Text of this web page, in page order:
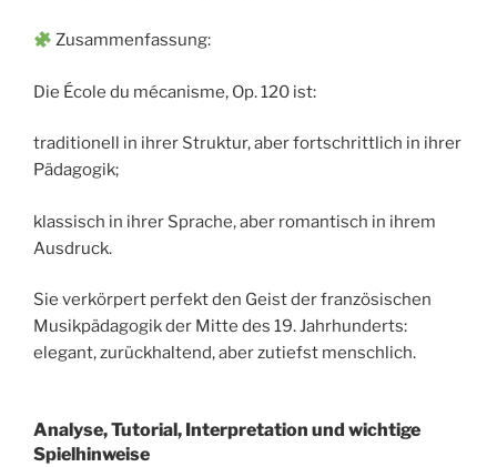
Zusammenfassung:
Die École du mécanisme, Op. 120 ist:
traditionell in ihrer Struktur, aber fortschrittlich in ihrer
Pädagogik;
klassisch in ihrer Sprache, aber romantisch in ihrem
Ausdruck.
Sie verkörpert perfekt den Geist der französischen
Musikpädagogik der Mitte des 19. Jahrhunderts:
elegant, zurückhaltend, aber zutiefst menschlich.
Analyse, Tutorial, Interpretation und wichtige
Spielhinweise